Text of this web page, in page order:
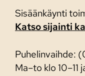
Sisäänkäynti
Katso sijainti
Puhelinvaihde:
Ma–to klo 10–11